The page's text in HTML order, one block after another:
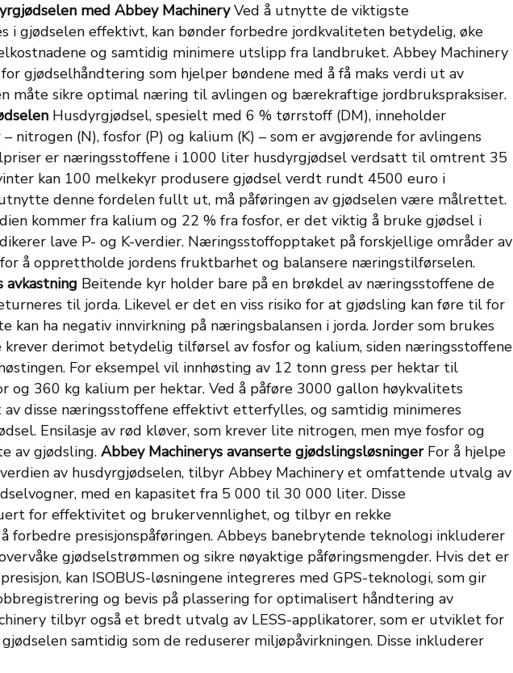
med Abbey Machinery Ved å utnytte de viktigste
i gjødselen effektivt, kan bønder forbedre jordkvaliteten betydelig, øke
og samtidig minimere utslipp fra landbruket. Abbey Machinery
gjødselhåndtering som hjelper bøndene med å få maks verdi ut av
måte sikre optimal næring til avlingen og bærekraftige jordbrukspraksiser.
Husdyrgjødsel, spesielt med 6 % tørrstoff (DM), inneholder
nitrogen (N), fosfor (P) og kalium (K) – som er avgjørende for avlingens
er næringsstoffene i 1000 liter husdyrgjødsel verdsatt til omtrent 35
kan 100 melkekyr produsere gjødsel verdt rundt 4500 euro i
denne fordelen fullt ut, må påføringen av gjødselen være målrettet.
kommer fra kalium og 22 % fra fosfor, er det viktig å bruke gjødsel i
lave P- og K-verdier. Næringsstoffopptaket på forskjellige områder av
å opprettholde jordens fruktbarhet og balansere næringstilførselen.
avkastning Beitende kyr holder bare på en brøkdel av næringsstoffene de
til jorda. Likevel er det en viss risiko for at gjødsling kan føre til for
kan ha negativ innvirkning på næringsbalansen i jorda. Jorder som brukes
krever derimot betydelig tilførsel av fosfor og kalium, siden næringsstoffene
For eksempel vil innhøsting av 12 tonn gress per hektar til
og 360 kg kalium per hektar. Ved å påføre 3000 gallon høykvalitets
av disse næringsstoffene effektivt etterfylles, og samtidig minimeres
Ensilasje av rød kløver, som krever lite nitrogen, men mye fosfor og
av gjødsling. Abbey Machinerys avanserte gjødslingsløsninger For å hjelpe
av husdyrgjødselen, tilbyr Abbey Machinery et omfattende utvalg av
med en kapasitet fra 5 000 til 30 000 liter. Disse
for effektivitet og brukervennlighet, og tilbyr en rekke
forbedre presisjonspåføringen. Abbeys banebrytende teknologi inkluderer
gjødselstrømmen og sikre nøyaktige påføringsmengder. Hvis det er
kan ISOBUS-løsningene integreres med GPS-teknologi, som gir
og bevis på plassering for optimalisert håndtering av
tilbyr også et bredt utvalg av LESS-applikatorer, som er utviklet for
samtidig som de reduserer miljøpåvirkningen. Disse inkluderer